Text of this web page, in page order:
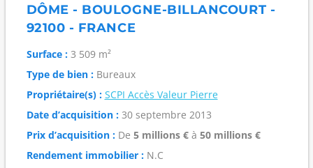
DÔME - BOULOGNE-BILLANCOURT -
92100 - FRANCE
Surface :3 509 m²
Type de bien :Bureaux
Propriétaire(s) : SCPI Accès Valeur Pierre
Date d’acquisition :30 septembre 2013
Prix d’acquisition :De 5 millions €à 50 millions €
Rendement immobilier :N.C